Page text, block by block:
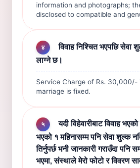
information and photographs;
disclosed to compatible and
४
विवाह निश्चित भएपछि सेवा
लाग्ने छ।
Service Charge of Rs. 30,000/-
marriage is fixed.
५
यदी विहेवारीबाट विवाह
भएको १ महिनासम्म पनि सेवा शुल्क
तिर्नुपर्छ भनी जानकारी गराउँदा पनि
भएमा, संस्थाले मेरो फोटो र विवरण